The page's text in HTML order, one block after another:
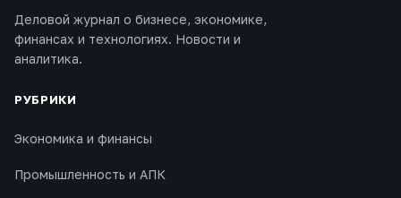
Деловой журнал о бизнесе, экономике,
финансах и технологиях. Новости и
аналитика.
РУБРИКИ
Экономика и финансы
Промышленность и АПК